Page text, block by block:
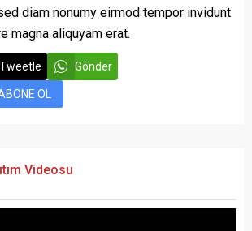
diam nonumy eirmod tempor invidunt
magna aliquyam erat.
Tweetle Gönder
OL
Videosu